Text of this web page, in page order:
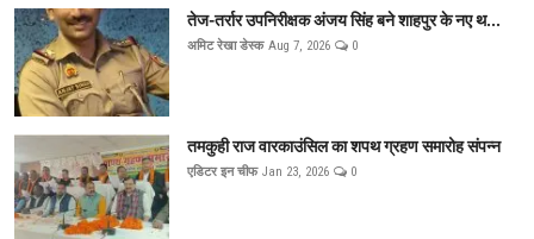
तेज-तर्रार उपनिरीक्षक अंजय सिंह बने शाहपुर के नए थ...
अमिट रेखा डेस्क Aug 7, 2026 0
तमकुही राज वारकाउंसिल का शपथ ग्रहण समारोह संपन्न
एडिटर इन चीफ Jan 23, 2026 0